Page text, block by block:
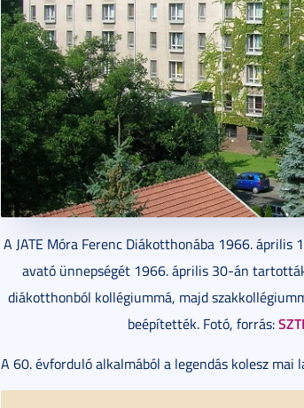
A JATE Móra Ferenc Diákotthonába 1966.
avató ünnepségét 1966. április 30-án
diákotthonból kollégiummá, majd
beépítették. Fotó, forrás:
A 60. évforduló alkalmából a legendás kolesz